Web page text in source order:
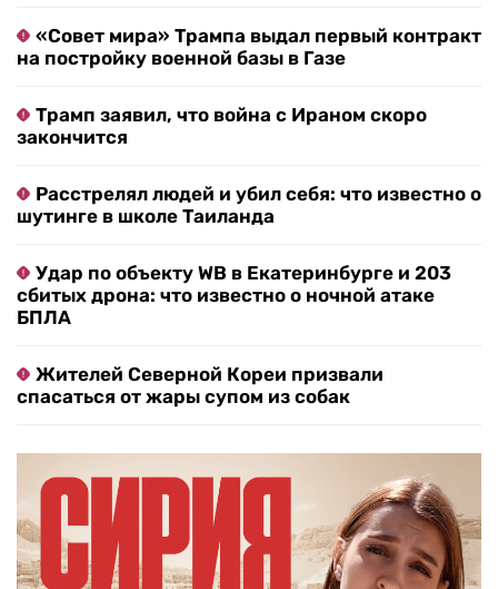
«Совет мира» Трампа выдал первый контракт
на постройку военной базы в Газе
Трамп заявил, что война с Ираном скоро
закончится
Расстрелял людей и убил себя: что известно о
шутинге в школе Таиланда
Удар по объекту WB в Екатеринбурге и 203
сбитых дрона: что известно о ночной атаке
БПЛА
Жителей Северной Кореи призвали
спасаться от жары супом из собак